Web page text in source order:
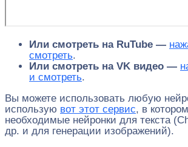
Или смотреть на RuTube —
смотреть.
Или смотреть на VK видео —
и смотреть.
Вы можете использовать любую
использую вот этот сервис, в
необходимые нейронки для текста
др. и для генерации изображений).